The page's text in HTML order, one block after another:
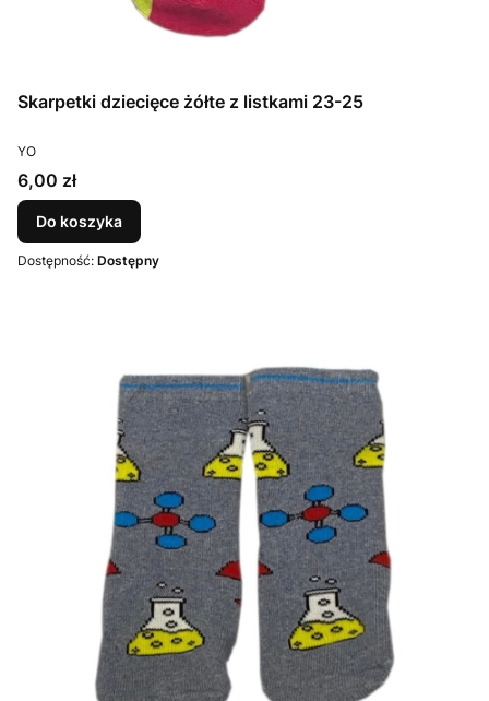
Skarpetki dziecięce żółte z listkami 23-25
PRODUCENT
YO
Cena
6,00 zł
Do koszyka
Dostępność: Dostępny